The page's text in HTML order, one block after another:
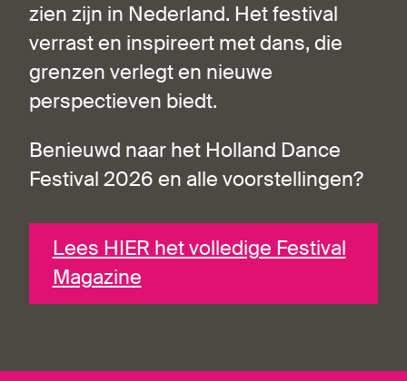
zien zijn in Nederland. Het festival
verrast en inspireert met dans, die
grenzen verlegt en nieuwe
perspectieven biedt.
Benieuwd naar het Holland Dance
Festival 2026 en alle voorstellingen?
Lees HIER het volledige Festival
Magazine